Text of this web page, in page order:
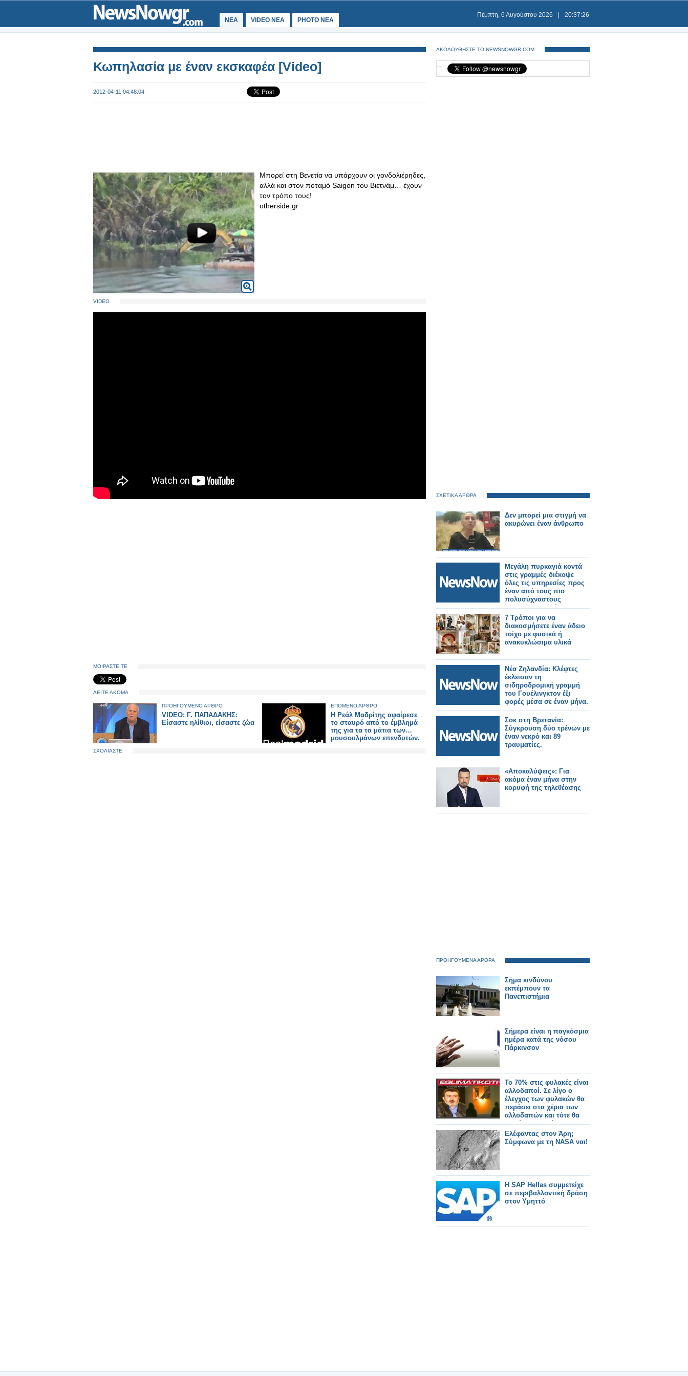
ΝΕΑ VIDEO NEA PHOTO NEA
Πέμπτη, 6 Αυγούστου 2026 20:37:26
Κωπηλασία με έναν εκσκαφέα [Video]
2012-04-11 04:48:04
Μπορεί στη Βενετία να υπάρχουν οι γονδολιέρηδες,
αλλά και στον ποταμό Saigon του Βιετνάμ… έχουν
τον τρόπο τους!
otherside.gr
VIDEO
ΜΟΙΡΑΣΤΕΙΤΕ
ΔΕΙΤΕ ΑΚΟΜΑ
ΠΡΟΗΓΟΥΜΕΝΟ ΑΡΘΡΟ
VIDEO: Γ. ΠΑΠΑΔΑΚΗΣ:
Είσαστε ηλίθιοι, είσαστε ζώα
ΕΠΟΜΕΝΟ ΑΡΘΡΟ
Η Ρεάλ Μαδρίτης αφαίρεσε
το σταυρό από το έμβλημά
της για τα τα μάτια των…
μουσουλμάνων επενδυτών.
ΣΧΟΛΙΑΣΤΕ
ΑΚΟΛΟΥΘΗΣΤΕ ΤΟ NEWSNOWGR.COM
ΣΧΕΤΙΚΑ ΑΡΘΡΑ
Δεν μπορεί μια στιγμή να
ακυρώνει έναν άνθρωπο
Μεγάλη πυρκαγιά κοντά
στις γραμμές διέκοψε
όλες τις υπηρεσίες προς
έναν από τους πιο
πολυσύχναστους
σιδηροδρομικούς
σταθμούς του Λονδίνου.
7 Τρόποι για να
διακοσμήσετε έναν άδειο
τοίχο με φυσικά ή
ανακυκλώσιμα υλικά
Νέα Ζηλανδία: Κλέφτες
έκλεισαν τη
σιδηροδρομική γραμμή
του Γουέλινγκτον έξι
φορές μέσα σε έναν μήνα.
Σοκ στη Βρετανία:
Σύγκρουση δύο τρένων με
έναν νεκρό και 89
τραυματίες.
«Αποκαλύψεις»: Για
ακόμα έναν μήνα στην
κορυφή της τηλεθέασης
ΠΡΟΗΓΟΥΜΕΝΑ ΑΡΘΡΑ
Σήμα κινδύνου
εκπέμπουν τα
Πανεπιστήμια
Σήμερα είναι η παγκόσμια
ημέρα κατά της νόσου
Πάρκινσον
Το 70% στις φυλακές είναι
αλλοδαποί. Σε λίγο ο
έλεγχος των φυλακών θα
περάσει στα χέρια των
αλλοδαπών και τότε θα
μπούμε σε απόλυτη
ζούγκλα
Ελέφαντας στον Άρη;
Σύμφωνα με τη NASA ναι!
Η SAP Hellas συμμετείχε
σε περιβαλλοντική δράση
στον Υμηττό